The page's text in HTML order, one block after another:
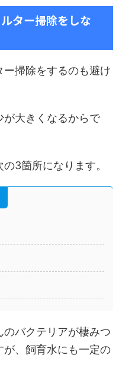
ター掃除をしな
掃除をするのも避け
が大きくなるからで
3箇所になります。
バクテリアが棲みつ
が、飼育水にも一定の